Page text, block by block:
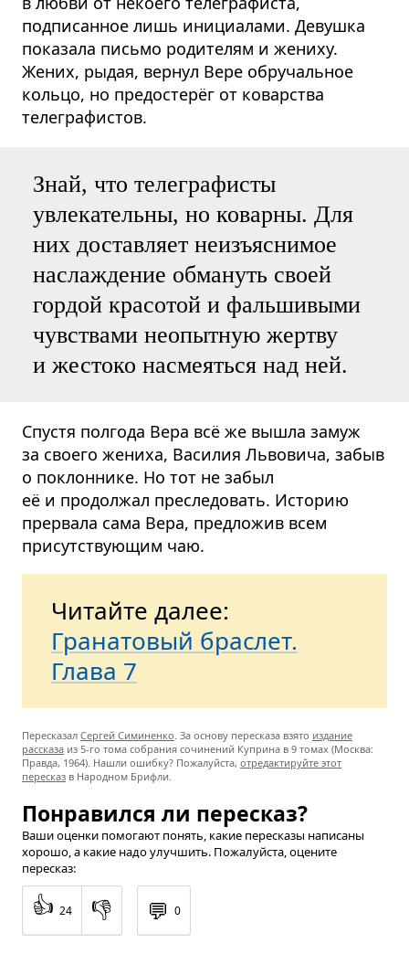
подписанное лишь инициалами. Девушка
показала письмо родителям и жениху.
Жених, рыдая, вернул Вере обручальное
кольцо, но предостерёг от коварства
телеграфистов.
Знай, что телеграфисты
увлекательны, но коварны. Для
них доставляет неизъяснимое
наслаждение обмануть своей
гордой красотой и фальшивыми
чувствами неопытную жертву
и жестоко насмеяться над ней.
Спустя полгода Вера всё же вышла замуж
за своего жениха, Василия Львовича, забыв
о поклоннике. Но тот не забыл
её и продолжал преследовать. Историю
прервала сама Вера, предложив всем
присутствующим чаю.
Читайте далее:
Гранатовый браслет.
Глава 7
Пересказал Сергей Симиненко. За основу пересказа взято издание
рассказа из 5-го тома собрания сочинений Куприна в 9 томах (Москва:
Правда, 1964). Нашли ошибку? Пожалуйста, отредактируйте этот
пересказ в Народном Брифли.
Понравился ли пересказ?
Ваши оценки помогают понять, какие пересказы написаны
хорошо, а какие надо улучшить. Пожалуйста, оцените
пересказ:
👍 24 👎 💬 0